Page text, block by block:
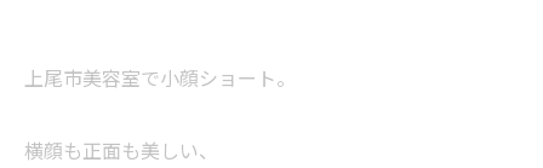
上尾市美容室で小顔ショート。
横顔も正面も美しい、